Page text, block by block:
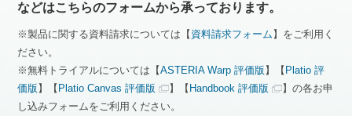
などはこちらのフォームから承っております。
※製品に関する資料請求については【 資料請求フォーム 】をご利用く
ださい。
※無料トライアルについては【ASTERIA Warp 評価版 】【 Platio 評
価版 】【 Platio Canvas 評価版 】【 Handbook 評価版
】の各お申
し込みフォームをご利用ください。